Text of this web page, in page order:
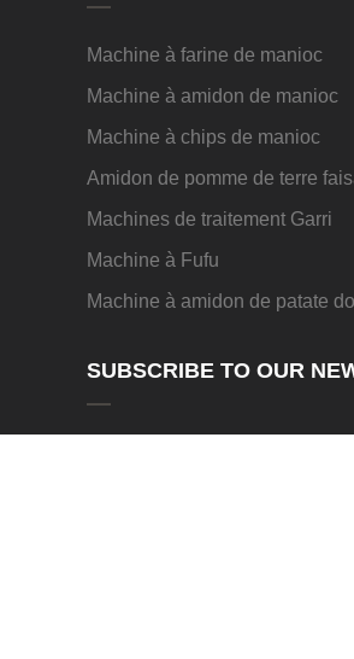
Machine à farine de manioc
Machine à amidon de manioc
Machine à chips de manioc
Amidon de pomme de terre
Machines de traitement Garri
Machine à Fufu
Machine à amidon de patate
SUBSCRIBE TO OUR